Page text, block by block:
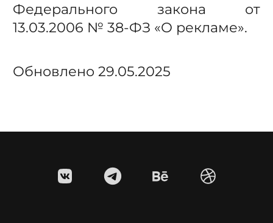
Федерального закона от
13.03.2006 № 38-ФЗ «О рекламе».
Обновлено 29.05.2025
VKONTAKTE TELEGRAM BEHANCE